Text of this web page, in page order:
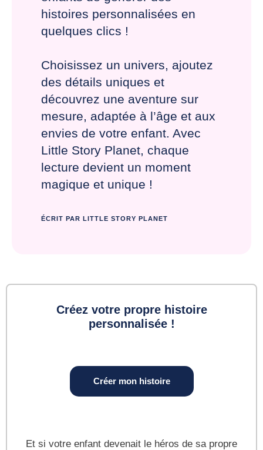
histoires personnalisées en
quelques clics !
Choisissez un univers, ajoutez
des détails uniques et
découvrez une aventure sur
mesure, adaptée à l’âge et aux
envies de votre enfant. Avec
Little Story Planet, chaque
lecture devient un moment
magique et unique !
ÉCRIT PAR LITTLE STORY PLANET
Créez votre propre histoire
personnalisée !
Créer mon histoire
Et si votre enfant devenait le héros de sa propre